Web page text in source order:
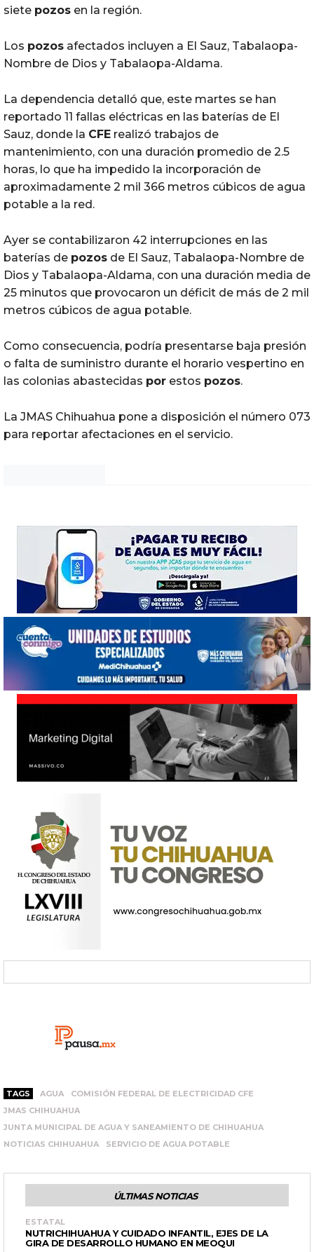
siete pozos en la región.
Los pozos afectados incluyen a El Sauz, Tabalaopa-
Nombre de Dios y Tabalaopa-Aldama.
La dependencia detalló que, este martes se han
reportado 11 fallas eléctricas en las baterías de El
Sauz, donde la CFE realizó trabajos de
mantenimiento, con una duración promedio de 2.5
horas, lo que ha impedido la incorporación de
aproximadamente 2 mil 366 metros cúbicos de agua
potable a la red.
Ayer se contabilizaron 42 interrupciones en las
baterías de pozos de El Sauz, Tabalaopa-Nombre de
Dios y Tabalaopa-Aldama, con una duración media de
25 minutos que provocaron un déficit de más de 2 mil
metros cúbicos de agua potable.
Como consecuencia, podría presentarse baja presión
o falta de suministro durante el horario vespertino en
las colonias abastecidas por estos pozos.
La JMAS Chihuahua pone a disposición el número 073
para reportar afectaciones en el servicio.
TAGS AGUA
COMISIÓN FEDERAL DE ELECTRICIDAD CFE
JMAS CHIHUAHUA
JUNTA MUNICIPAL DE AGUA Y SANEAMIENTO DE CHIHUAHUA
NOTICIAS CHIHUAHUA
SERVICIO DE AGUA POTABLE
ÚLTIMAS NOTICIAS
ESTATAL
NUTRICHIHUAHUA Y CUIDADO INFANTIL, EJES DE LA
GIRA DE DESARROLLO HUMANO EN MEOQUI